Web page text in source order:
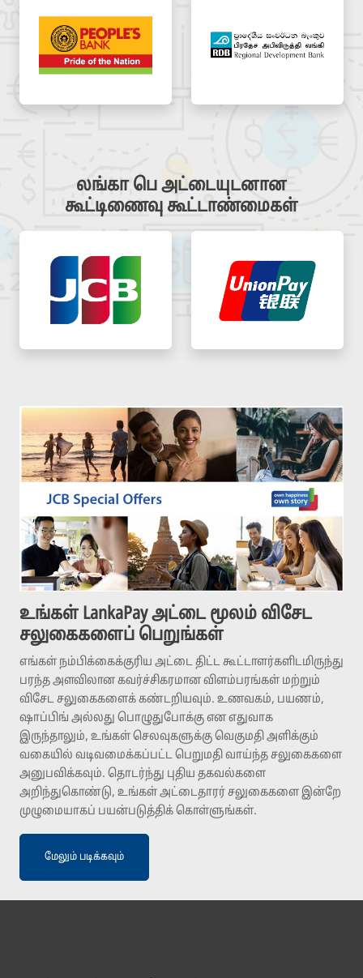
லங்கா பெ அட்டையுடனான
கூட்டிணைவு கூட்டாண்மைகள்
உங்கள் LankaPay அட்டை மூலம் விசேட
சலுகைகளைப் பெறுங்கள்
எங்கள் நம்பிக்கைக்குரிய அட்டை திட்ட கூட்டாளர்களிடமிருந்து
பரந்த அளவிலான கவர்ச்சிகரமான விளம்பரங்கள் மற்றும்
விசேட சலுகைகளைக் கண்டறியவும். உணவகம், பயணம்,
ஷாப்பிங் அல்லது பொழுதுபோக்கு என எதுவாக
இருந்தாலும், உங்கள் செலவுகளுக்கு வெகுமதி அளிக்கும்
வகையில் வடிவமைக்கப்பட்ட பெறுமதி வாய்ந்த சலுகைகளை
அனுபவிக்கவும். தொடர்ந்து புதிய தகவல்களை
அறிந்துகொண்டு, உங்கள் அட்டைதாரர் சலுகைகளை இன்றே
முழுமையாகப் பயன்படுத்திக் கொள்ளுங்கள்.
மேலும் படிக்கவும்